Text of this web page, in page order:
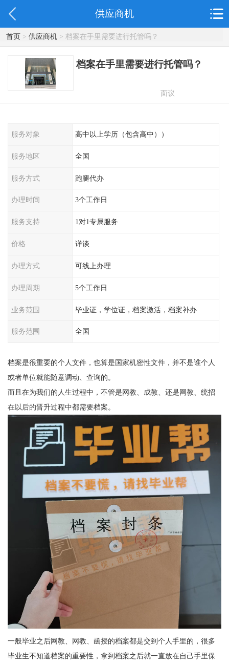
供应商机
首页> 供应商机> 档案在手里需要进行托管吗？
档案在手里需要进行托管吗？
面议
服务对象 高中以上学历（包含高中））
服务地区 全国
服务方式 跑腿代办
办理时间 3个工作日
服务支持 1对1专属服务
价格 详谈
办理方式 可线上办理
办理周期 5个工作日
业务范围 毕业证，学位证，档案激活，档案补办
服务范围 全国
档案是很重要的个人文件，也算是国家机密性文件，并不是谁个人
或者单位就能随意调动、查询的。
而且在为我们的人生过程中，不管是网教、成教、还是网教、统招
在以后的晋升过程中都需要档案。
一般毕业之后网教、网教、函授的档案都是交到个人手里的，很多
毕业生不知道档案的重要性，拿到档案之后就一直放在自己手里保